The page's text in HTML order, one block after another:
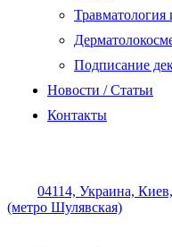
Травматология
Подписание
Новости / Статьи
Контакты
04114, Украина,
(метро Шулявская)